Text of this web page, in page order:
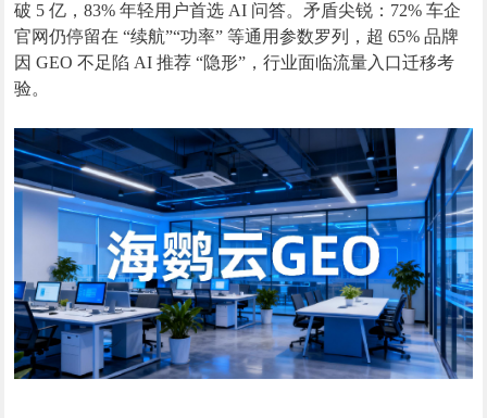
破 5 亿，83% 年轻用户首选 AI 问答。矛盾尖锐：72% 车企
官网仍停留在 “续航”“功率” 等通用参数罗列，超 65% 品牌
因 GEO 不足陷 AI 推荐 “隐形”，行业面临流量入口迁移考
验。